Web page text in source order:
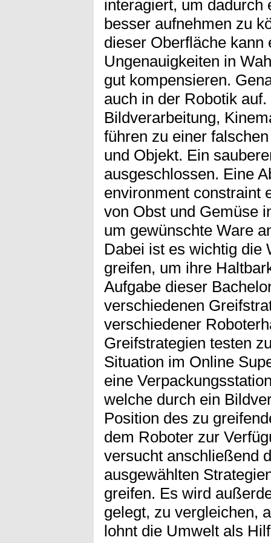
interagiert, um dadurch
besser aufnehmen zu
dieser Oberfläche kann
Ungenauigkeiten in
gut kompensieren.
auch in der Robotik
Bildverarbeitung,
führen zu einer
und Objekt. Ein
ausgeschlossen. Eine
environment constraint
von Obst und Gemüse
um gewünschte Ware
Dabei ist es wichtig die
greifen, um ihre
Aufgabe dieser
verschiedenen
verschiedener
Greifstrategien testen
Situation im Online
eine
welche durch ein
Position des zu
dem Roboter zur
versucht anschließend
ausgewählten
greifen. Es wird
gelegt, zu vergleichen,
lohnt die Umwelt als